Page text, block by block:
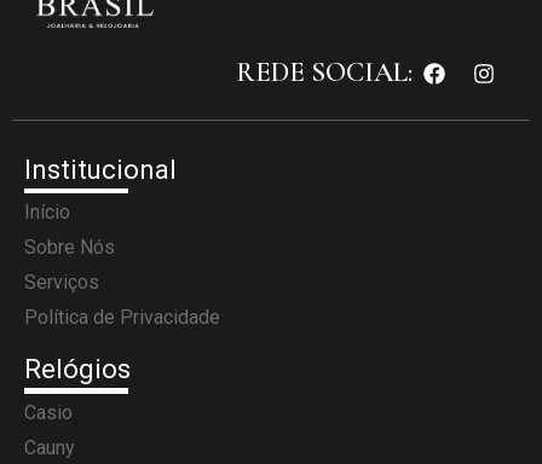
REDE SOCIAL:
Institucional
Início
Sobre Nós
Serviços
Política de Privacidade
Relógios
Casio
Cauny